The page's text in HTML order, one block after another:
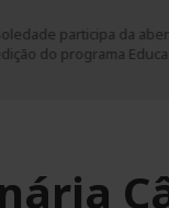
participa da abertura
programa Educa Mais